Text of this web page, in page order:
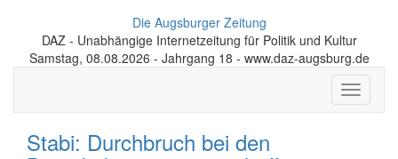
Die Augsburger Zeitung
DAZ - Unabhängige Internetzeitung für Politik und Kultur
Samstag, 08.08.2026 - Jahrgang 18 - www.daz-augsburg.de
Toggle
Stabi: Durchbruch bei den